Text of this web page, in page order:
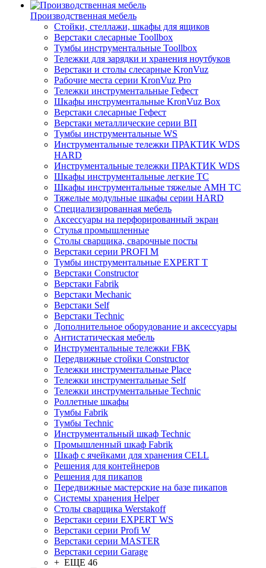
Производственная мебель
Стойки, стеллажи, шкафы для ящиков
Верстаки слесарные Toollbox
Тумбы инструментальные Toollbox
Тележки для зарядки и хранения ноутбуков
Верстаки и столы слесарные KronVuz
Рабочие места серии KronVuz Pro
Тележки инструментальные Гефест
Шкафы инструментальные KronVuz Box
Верстаки слесарные Гефест
Верстаки металлические серии ВП
Тумбы инструментальные WS
Инструментальные тележки ПРАКТИК WDS
HARD
Инструментальные тележки ПРАКТИК WDS
Шкафы инструментальные легкие ТС
Шкафы инструментальные тяжелые AMH TC
Тяжелые модульные шкафы серии HARD
Cпециализированная мебель
Аксессуары на перфорированный экран
Стулья промышленные
Столы сварщика, сварочные посты
Верстаки серии PROFI M
Тумбы инструментальные EXPERT T
Верстаки Constructor
Верстаки Fabrik
Верстаки Mechanic
Верстаки Self
Верстаки Technic
Дополнительное оборудование и аксессуары
Антистатическая мебель
Инструментальные тележки FBK
Передвижные стойки Constructor
Тележки инструментальные Place
Тележки инструментальные Self
Тележки инструментальные Technic
Роллетные шкафы
Тумбы Fabrik
Тумбы Technic
Инструментальный шкаф Technic
Промышленный шкаф Fabrik
Шкаф с ячейками для хранения CELL
Решения для контейнеров
Решения для пикапов
Передвижные мастерские на базе пикапов
Системы хранения Helper
Столы сварщика Werstakoff
Верстаки серии EXPERT WS
Верстаки серии Profi W
Верстаки серии MASTER
Верстаки серии Garage
+ ЕЩЕ 46